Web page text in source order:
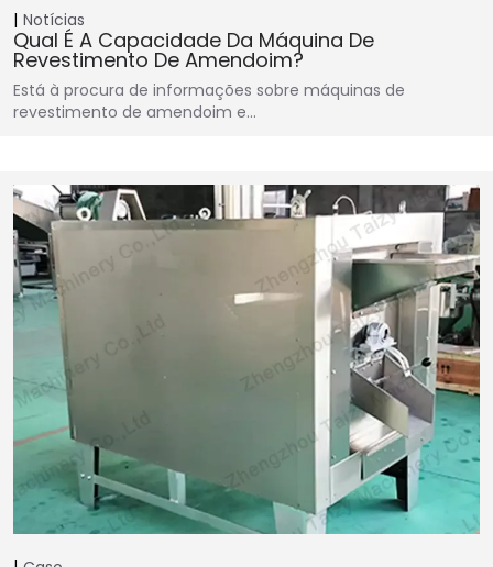
Notícias
Qual É A Capacidade Da Máquina De
Revestimento De Amendoim?
Está à procura de informações sobre máquinas de
revestimento de amendoim e…